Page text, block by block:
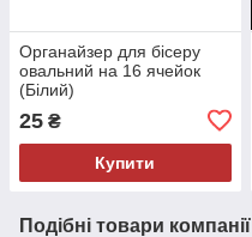
Органайзер для бісеру
овальний на 16 ячейок
(Білий)
25 ₴
Купити
Подібні товари компанії